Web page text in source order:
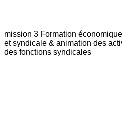
mission 3 Formation
et syndicale & animation des
des fonctions syndicales